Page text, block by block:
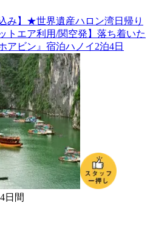
み】★世界遺産ハロン湾日帰り
トエア利用/関空発】落ち着いた
アビン』宿泊ハノイ2泊4日
4日間